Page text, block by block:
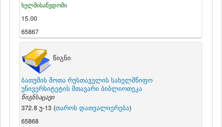
ხელმისაწვდომი
15.00
65867
წიგნი
ბათუმის შოთა რუსთაველის სახელმწიფო
უნივერსიტეტის მთავარი ბიბლიოთეკა
წიგნსაცავი
372.8 უ-13 (თაროს დათვალიერება)
65868